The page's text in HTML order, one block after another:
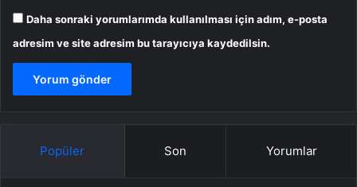
Daha sonraki yorumlarımda kullanılması için adım, e-posta
adresim ve site adresim bu tarayıcıya kaydedilsin.
Popüler Son Yorumlar